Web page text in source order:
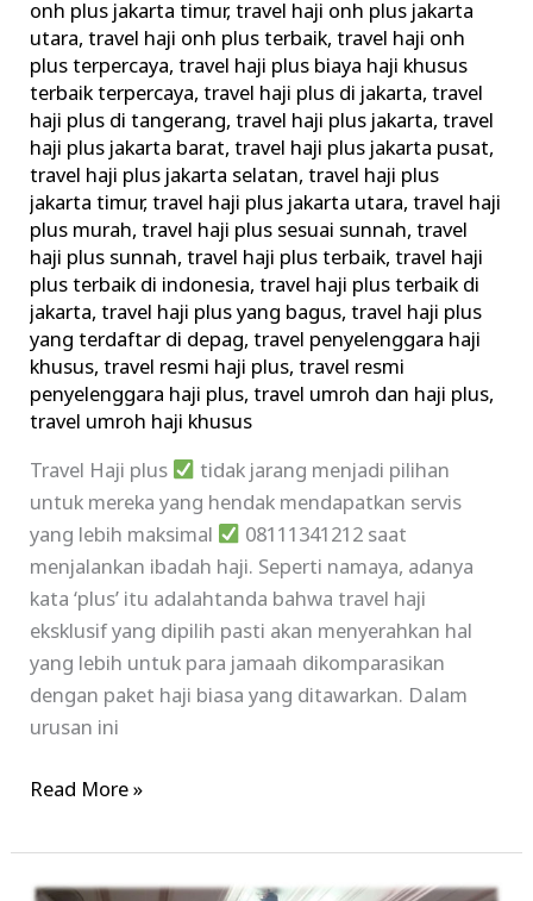
onh plus jakarta timur,travel haji onh plus jakarta
utara,travel haji onh plus terbaik,travel haji onh
plus terpercaya,travel haji plus biaya haji khusus
terbaik terpercaya,travel haji plus di jakarta,travel
haji plus di tangerang,travel haji plus jakarta,travel
haji plus jakarta barat,travel haji plus jakarta pusat,
travel haji plus jakarta selatan,travel haji plus
jakarta timur,travel haji plus jakarta utara,travel haji
plus murah,travel haji plus sesuai sunnah,travel
haji plus sunnah,travel haji plus terbaik,travel haji
plus terbaik di indonesia,travel haji plus terbaik di
jakarta,travel haji plus yang bagus,travel haji plus
yang terdaftar di depag,travel penyelenggara haji
khusus,travel resmi haji plus,travel resmi
penyelenggara haji plus,travel umroh dan haji plus,
travel umroh haji khusus
Travel Haji plus
tidak jarang menjadi pilihan
untuk mereka yang hendak mendapatkan servis
yang lebih maksimal
08111341212 saat
menjalankan ibadah haji. Seperti namaya, adanya
kata ‘plus’ itu adalahtanda bahwa travel haji
eksklusif yang dipilih pasti akan menyerahkan hal
yang lebih untuk para jamaah dikomparasikan
dengan paket haji biasa yang ditawarkan. Dalam
urusan ini
Read More »